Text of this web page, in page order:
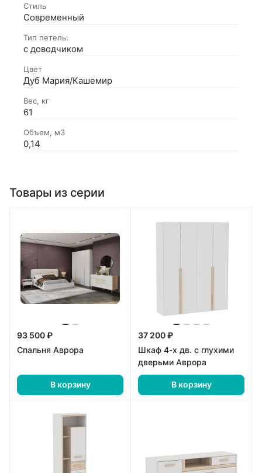
Стиль
Современный
Тип петель:
с доводчиком
Цвет
Дуб Мария/Кашемир
Вес, кг
61
Объем, м3
0,14
Товары из серии
93 500 ₽
Спальня Аврора
В корзину
37 200 ₽
Шкаф 4-х дв. с глухими
дверьми Аврора
В корзину